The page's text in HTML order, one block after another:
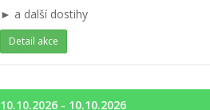
► a další dostihy
Detail akce
10.10.2026 - 10.10.2026